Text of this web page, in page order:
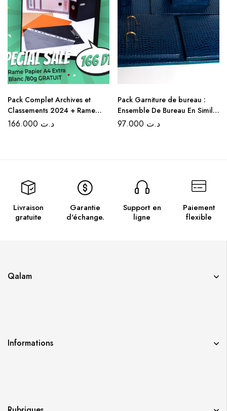
Pack Complet Archives et
Classements 2024 + Rame
Papier A4 Extra Blanc /80g
د.ت
Pack Garniture de bureau :
Ensemble De Bureau En Simili
cuir Croco 5 Pièces – Couleur
د.ت
Livraison
gratuite
Garantie
d'échange.
Support en
ligne
Paiement
flexible
Qalam
Informations